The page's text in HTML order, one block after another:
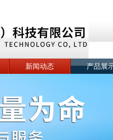
新闻动态 产品展